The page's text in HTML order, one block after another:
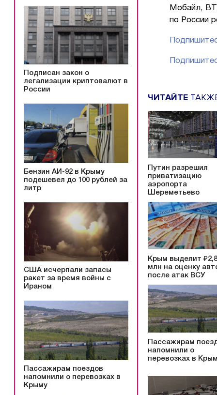
Подписан закон о
легализации криптовалют в
России
Бензин АИ-92 в Крыму
подешевел до 100 рублей за
литр
США исчерпали запасы
ракет за время войны с
Ираном
Пассажирам поездов
напомнили о перевозках в
Крыму
Мобайл,
по России
ЧИТАЙТЕ
Путин разрешил
приватизацию
аэропорта
Шереметьево
Крым выделит
млн на оценку
после атак ВСУ
Пассажирам
напомнили о
перевозках в